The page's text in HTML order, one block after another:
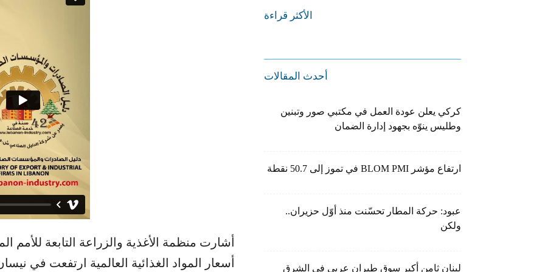
أشارت منظمة الأغذية والزراعة التابعة للأمم
أسعار المواد الغذائية العالمية ارتفعت في
الأكثر قراءة
أحدث المقالات
كركي يعلن عودة العمل في مكتبي صور وتبنين
وطليس ينوّه بجهود إدارة الضمان
ارتفاع مؤشر BLOM PMI في تموز إلى 50.7 نقطة
عبود: حركة المطار تحسّنت منذ أوّل حزيران..
ولكن
لبنان ثامن أكبر سوق طيران عربي في الشرق